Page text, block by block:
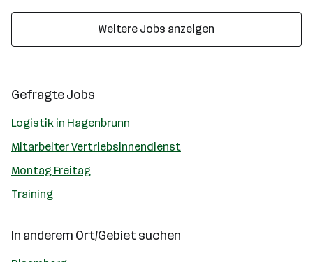
Weitere Jobs anzeigen
Gefragte Jobs
Logistik in Hagenbrunn
Mitarbeiter Vertriebsinnendienst
Montag Freitag
Training
In anderem Ort/Gebiet suchen